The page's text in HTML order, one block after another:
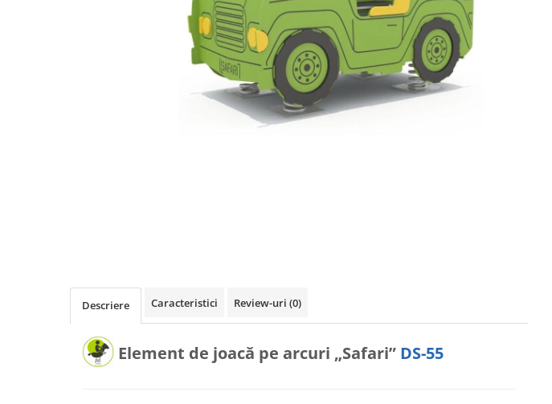
Căsuțe de joacă
Mese și bănci pentru copii
Table pentru desen
Descriere Caracteristici Review-uri (0)
Element de joacă pe arcuri „Safari” DS-55